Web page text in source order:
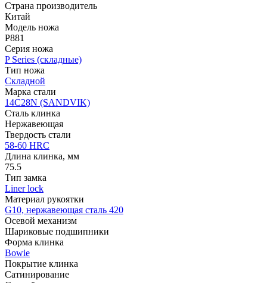
Страна производитель
Китай
Модель ножа
P881
Серия ножа
P Series (складные)
Тип ножа
Складной
Марка стали
14C28N (SANDVIK)
Сталь клинка
Нержавеющая
Твердость стали
58-60 HRC
Длина клинка, мм
75.5
Тип замка
Liner lock
Материал рукоятки
G10, нержавеющая сталь 420
Осевой механизм
Шариковые подшипники
Форма клинка
Bowie
Покрытие клинка
Сатинирование